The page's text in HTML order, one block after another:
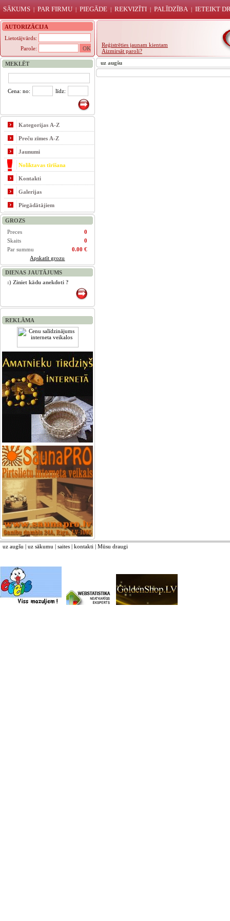
SĀKUMS | PAR FIRMU| PIEGĀDE | REKVIZĪTI | PALĪDZĪBA | IETEIKT
AUTORIZĀCIJA
Lietotājvārds:
Parole:
Reģistrēties jaunam kientam
Aizmirsāt paroli?
MEKLĒT
Cena: no: līdz:
Kategorijas A-Z
Preču zīmes A-Z
Jaunumi
Noliktavas tīrīšana
Kontakti
Galerijas
Piegādātājiem
GROZS
Preces
0
Skaits
0
Par summu
0.00 €
Apskatīt grozu
DIENAS JAUTĀJUMS
:) Ziniet kādu anekdoti ?
REKLĀMA
uz augšu
uz augšu | uz sākumu | saites | kontakti | Mūsu draugi